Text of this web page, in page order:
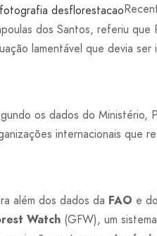
dos Santos, referiu
lamentável que devia ser
os dados do Ministério,
internacionais que
além dos dados da FAO e do
Watch (GFW), um